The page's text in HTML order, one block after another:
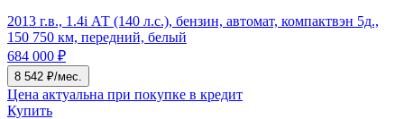
2013 г.в., 1.4i АТ (140 л.с.), бензин, автомат, компактвэн 5д.,
150 750 км, передний, белый
684 000 ₽
8 542 ₽/мес.
Цена актуальна при покупке в кредит
Купить